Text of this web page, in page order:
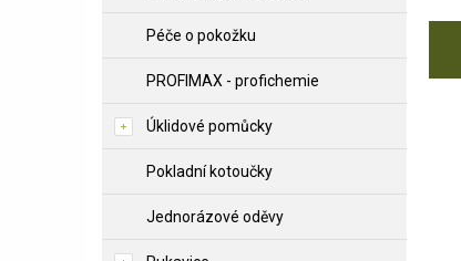
Péče o pokožku
PROFIMAX - profichemie
Úklidové pomůcky
Pokladní kotoučky
Jednorázové oděvy